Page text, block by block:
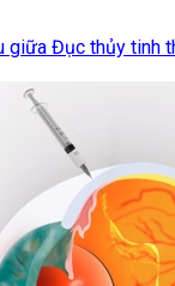
giữa Đục thủy tinh